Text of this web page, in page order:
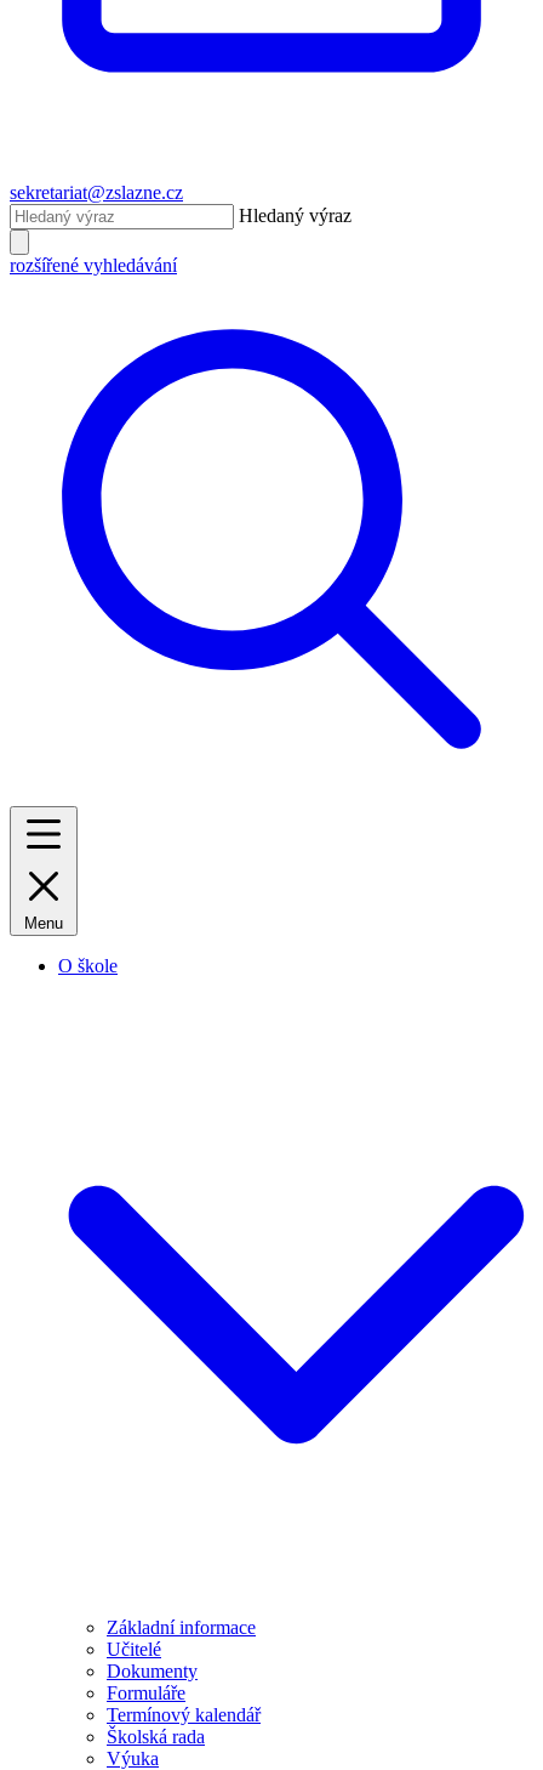
sekretariat@zslazne.cz
Hledaný výraz
rozšířené vyhledávání
Menu
O škole
Základní informace
Učitelé
Dokumenty
Formuláře
Termínový kalendář
Školská rada
Výuka